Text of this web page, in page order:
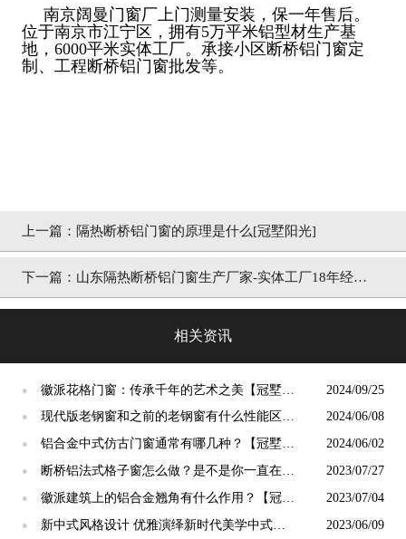
南京阔曼门窗厂上门测量安装，保一年售后。
位于南京市江宁区，拥有5万平米铝型材生产基
地，6000平米实体工厂。承接小区断桥铝门窗定
制、工程断桥铝门窗批发等。
上一篇： 隔热断桥铝门窗的原理是什么[冠墅阳光]
下一篇： 山东隔热断桥铝门窗生产厂家-实体工厂18年经验
相关资讯
●
徽派花格门窗：传承千年的艺术之美【冠墅阳
光】
2024/09/25
●
现代版老钢窗和之前的老钢窗有什么性能区别
【冠墅阳光】
2024/06/08
●
铝合金中式仿古门窗通常有哪几种？【冠墅阳
光】
2024/06/02
●
断桥铝法式格子窗怎么做？是不是你一直在找
的老钢窗「冠墅阳光」
2023/07/27
●
徽派建筑上的铝合金翘角有什么作用？【冠墅
阳光】
2023/07/04
● 新中式风格设计 优雅演绎新时代美学中式门 2023/06/09